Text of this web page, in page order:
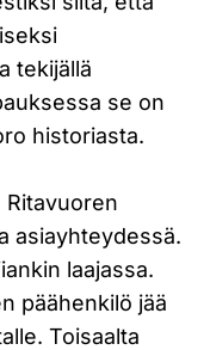
tekijällä
se on
historiasta.
asiayhteydessä.
laajassa.
päähenkilö jää
Toisaalta